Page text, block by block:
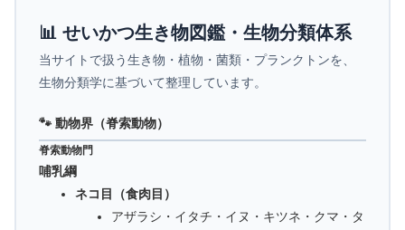
📊 せいかつ生き物図鑑・生物分類体系
当サイトで扱う生き物・植物・菌類・プランクトンを、
生物分類学に基づいて整理しています。
🐾 動物界（脊索動物）
脊索動物門
哺乳綱
ネコ目（食肉目）
アザラシ・イタチ・イヌ・キツネ・クマ・タ